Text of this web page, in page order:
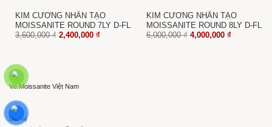
KIM CƯƠNG NHÂN TẠO
MOISSANITE ROUND 7LY D-FL
3,600,000₫ Giá
2,400,000 ₫Giá
KIM CƯƠNG NHÂN TẠO
MOISSANITE ROUND 8LY D-FL
6,000,000₫ Giá
4,000,000₫
Về Moissanite Việt Nam
Liên hệ